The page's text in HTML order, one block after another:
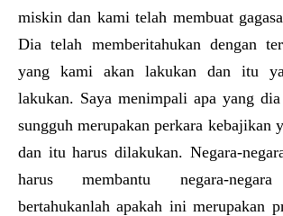
miskin dan kami telah membuat
Dia telah memberitahukan dengan
yang kami akan lakukan dan itu
lakukan. Saya menimpali apa yang
sungguh merupakan perkara kebajikan
dan itu harus dilakukan. Negara-
harus membantu negara-
bertahukanlah apakah ini merupakan